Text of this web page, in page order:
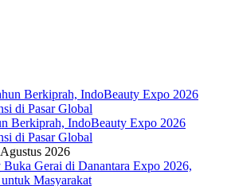
Berkiprah, IndoBeauty Expo 2026
di Pasar Global
2026